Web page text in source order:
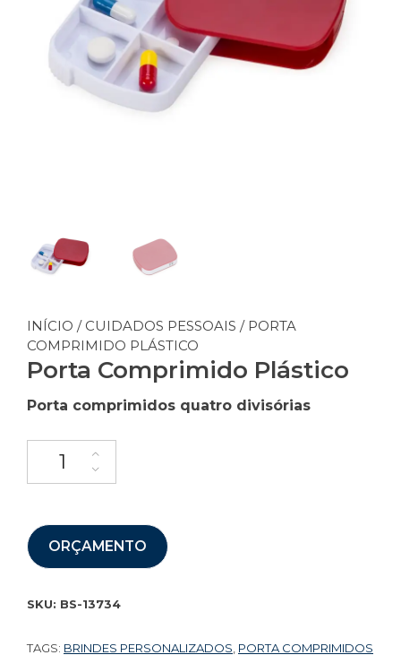
INÍCIO / CUIDADOS PESSOAIS / PORTA
COMPRIMIDO PLÁSTICO
Porta Comprimido Plástico
Porta comprimidos quatro divisórias
ORÇAMENTO
SKU: BS-13734
TAGS: BRINDES PERSONALIZADOS PORTA COMPRIMIDOS